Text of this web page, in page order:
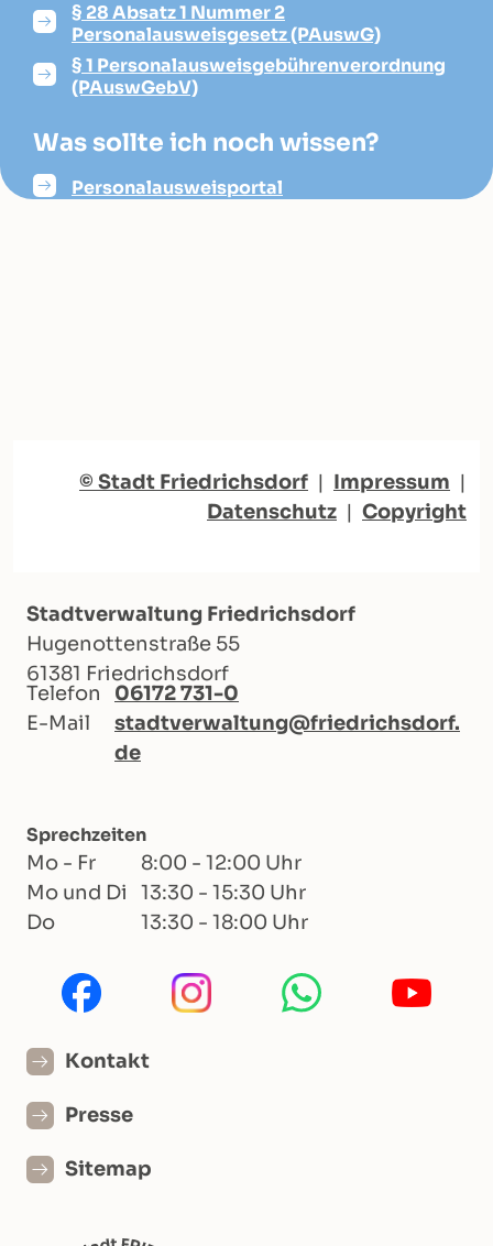
§ 28 Absatz 1 Nummer 2
Personalausweisgesetz (PAuswG)
§ 1 Personalausweisgebührenverordnung
(PAuswGebV)
Was sollte ich noch wissen?
Personalausweisportal
© Stadt Friedrichsdorf | Impressum |
Datenschutz | Copyright
Stadtverwaltung Friedrichsdorf
Hugenottenstraße 55
61381 Friedrichsdorf
Telefon
06172 731-0
E-Mail
stadtverwaltung@friedrichsdorf.
de
Sprechzeiten
Mo - Fr
8:00 - 12:00 Uhr
Mo und Di
13:30 - 15:30 Uhr
Do
13:30 - 18:00 Uhr
Kontakt
Presse
Sitemap